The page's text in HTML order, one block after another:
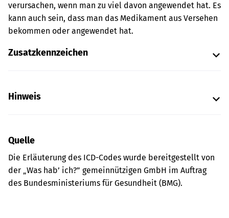
verursachen, wenn man zu viel davon angewendet hat. Es
kann auch sein, dass man das Medikament aus Versehen
bekommen oder angewendet hat.
Zusatzkennzeichen
Hinweis
Quelle
Die Erläuterung des ICD-Codes wurde bereitgestellt von
der „Was hab’ ich?” gemeinnützigen GmbH im Auftrag
des Bundesministeriums für Gesundheit (BMG).